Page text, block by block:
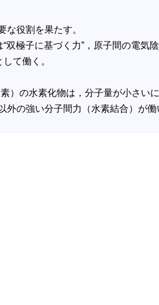
役割を果たす。
極子に基づく力”，原子間の電気
て働く。
の水素化物は，分子量が小さい
の強い分子間力（水素結合）が働